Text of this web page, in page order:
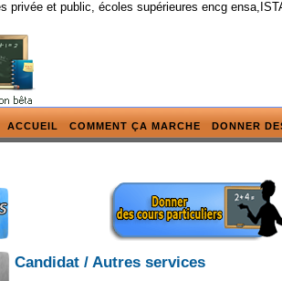
privée et public, écoles supérieures encg
ACCUEIL COMMENT ÇA MARCHE DONNER
Candidat / Autres services